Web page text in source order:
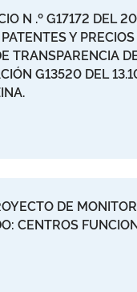
N .º G17172 DEL
Y
TRANSPARENCIA
G13520 DEL
DE
CENTROS